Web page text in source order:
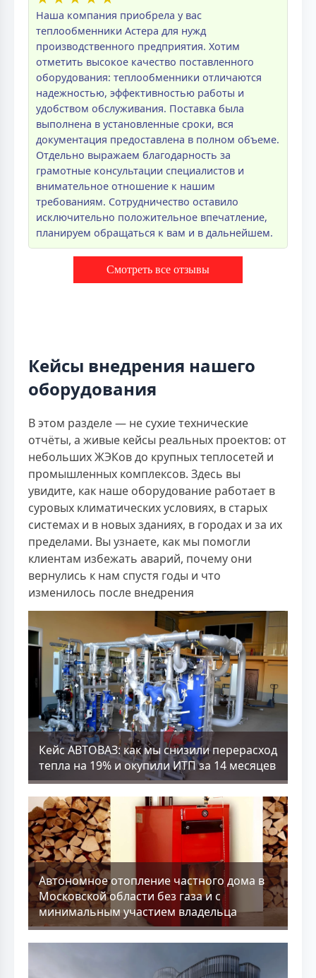
Наша компания приобрела у вас
теплообменники Астера для нужд
производственного предприятия. Хотим
отметить высокое качество поставленного
оборудования: теплообменники отличаются
надежностью, эффективностью работы и
удобством обслуживания. Поставка была
выполнена в установленные сроки, вся
документация предоставлена в полном объеме.
Отдельно выражаем благодарность за
грамотные консультации специалистов и
внимательное отношение к нашим
требованиям. Сотрудничество оставило
исключительно положительное впечатление,
планируем обращаться к вам и в дальнейшем.
Смотреть все отзывы
Кейсы внедрения нашего
оборудования
В этом разделе — не сухие технические
отчёты, а живые кейсы реальных проектов: от
небольших ЖЭКов до крупных теплосетей и
промышленных комплексов. Здесь вы
увидите, как наше оборудование работает в
суровых климатических условиях, в старых
системах и в новых зданиях, в городах и за их
пределами. Вы узнаете, как мы помогли
клиентам избежать аварий, почему они
вернулись к нам спустя годы и что
изменилось после внедрения
Кейс АВТОВАЗ: как мы снизили перерасход
тепла на 19% и окупили ИТП за 14 месяцев
Aвтономное отопление частного дома в
Московской области без газа и с
минимальным участием владельца